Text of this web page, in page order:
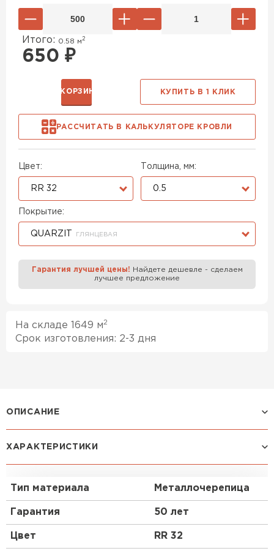
Цвет:
RR 32
Толщина, мм:
0.5
Покрытие:
QUARZIT ГЛЯНЦЕВАЯ
Итого: 0.58 м 2
650 ₽
РАССЧИТАТЬ В КАЛЬКУЛЯТОРЕ КРОВЛИ
В КОРЗИНУ КУПИТЬ В 1 КЛИК
Гарантия лучшей цены! Найдете дешевле - сделаем
лучшее предложение
На складе 1649 м 2
Срок изготовления: 2-3 дня
ОПИСАНИЕ
Оригинальный рисунок профиля
домиками.
Преимущества:
Геометрия волны и высота ступеньки 30 мм
ХАРАКТЕРИСТИКИ
Тип материала Металлочерепица
Гарантия 50 лет
Цвет RR 32
Профилированный лист